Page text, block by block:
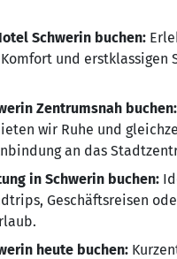
Schwerin buchen:
und erstklassigen
Zentrumsnah buchen:
wir Ruhe und
an das
in Schwerin buchen:
Geschäftsreisen
heute buchen: